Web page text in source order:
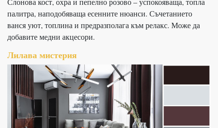
палитра, наподобяваща есенните нюанси. Съчетанието
ванся уют, топлина и предразполага към релакс. Може да
добавите медни акцесори.
Лилава мистерия